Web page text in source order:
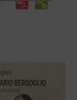
primera vez al lector una
detallado de la
de Jorge Mario
permite comprender la
de carácter poliédrico que